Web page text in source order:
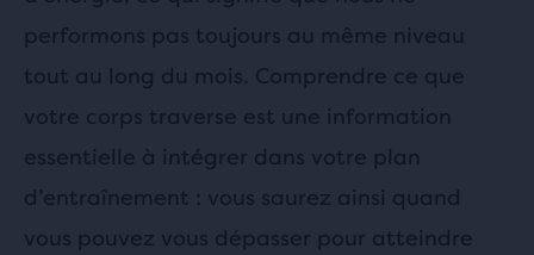
performons pas toujours au même niveau
tout au long du mois. Comprendre ce que
votre corps traverse est une information
essentielle à intégrer dans votre plan
d’entraînement : vous saurez ainsi quand
vous pouvez vous dépasser pour atteindre